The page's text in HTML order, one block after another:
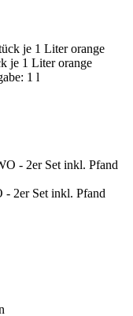
je 1 Liter orange
1 l
- 2er Set inkl. Pfand